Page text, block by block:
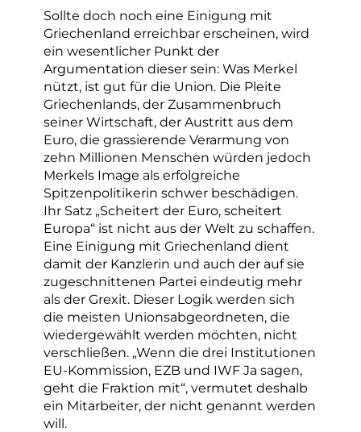
Sollte doch noch eine Einigung mit
Griechenland erreichbar erscheinen, wird
ein wesentlicher Punkt der
Argumentation dieser sein: Was Merkel
nützt, ist gut für die Union. Die Pleite
Griechenlands, der Zusammenbruch
seiner Wirtschaft, der Austritt aus dem
Euro, die grassierende Verarmung von
zehn Millionen Menschen würden jedoch
Merkels Image als erfolgreiche
Spitzenpolitikerin schwer beschädigen.
Ihr Satz „Scheitert der Euro, scheitert
Europa“ ist nicht aus der Welt zu schaffen.
Eine Einigung mit Griechenland dient
damit der Kanzlerin und auch der auf sie
zugeschnittenen Partei eindeutig mehr
als der Grexit. Dieser Logik werden sich
die meisten Unionsabgeordneten, die
wiedergewählt werden möchten, nicht
verschließen. „Wenn die drei Institutionen
EU-Kommission, EZB und IWF Ja sagen,
geht die Fraktion mit“, vermutet deshalb
ein Mitarbeiter, der nicht genannt werden
will.